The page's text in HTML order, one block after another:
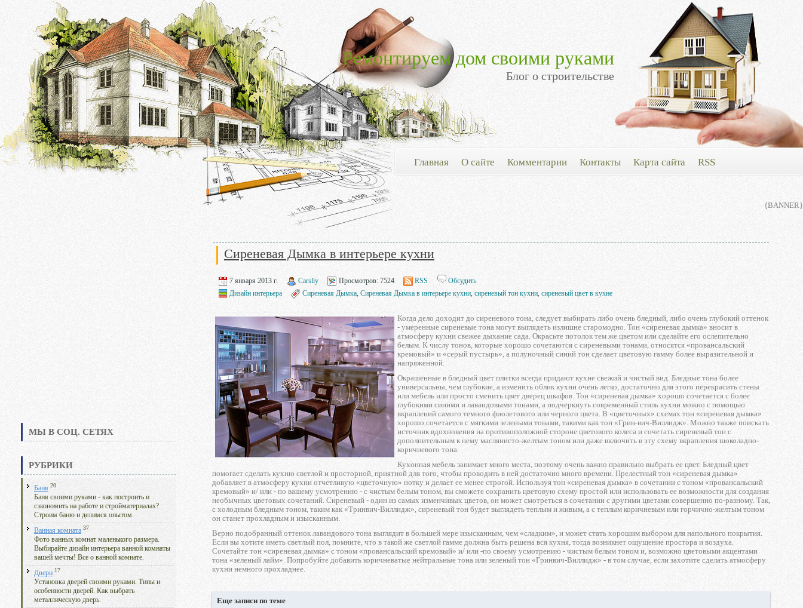
Ремонтируем дом своими руками
Блог о строительстве
Главная О сайте Комментарии Контакты Карта сайта RSS
{BANNER}
МЫ В СОЦ. СЕТЯХ
РУБРИКИ
Баня 20
Баня своими руками - как построить и
сэкономить на работе и стройматериалах?
Строим баню и делимся опытом.
Ванная комната 37
Фото ванных комнат маленького размера.
Выбирайте дизайн интерьера ванной комнаты
вашей мечты! Все о ванной комнате.
Двери 17
Установка дверей своими руками. Типы и
особенности дверей. Как выбрать
металлическую дверь.
Сиреневая Дымка в интерьере кухни
7 января 2013 г. Carsliy Просмотров: 7524 RSS
Обсудить
Дизайн интерьера
Сиреневая Дымка, Сиреневая Дымка в интерьере кухни, сиреневый тон кухни, сиреневый цвет в кухне
Когда дело доходит до сиреневого тона, следует выбирать либо очень бледный, либо очень глубокий оттенок
- умеренные сиреневые тона могут выглядеть излишне старомодно. Тон «сиреневая дымка» вносит в
атмосферу кухни свежее дыхание сада. Окрасьте потолок тем же цветом или сделайте его ослепительно
белым. К числу тонов, которые хорошо сочетаются с сиреневыми тонами, относятся «провансальский
кремовый» и «серый пустырь», а полуночный синий тон сделает цветовую гамму более выразительной и
напряженной.
Окрашенные в бледный цвет плитки всегда придают кухне свежий и чистый вид. Бледные тона более
универсальны, чем глубокие, а изменить облик кухни очень легко, достаточно для этого перекрасить стены
или мебель или просто сменить цвет дверец шкафов. Тон «сиреневая дымка» хорошо сочетается с более
глубокими синими и лавандовыми тонами, а подчеркнуть современный стиль кухни можно с помощью
вкраплений самого темного фиолетового или черного цвета. В «цветочных» схемах тон «сиреневая дымка»
хорошо сочетается с мягкими зелеными тонами, такими как тон «Грин-вич-Виллидж». Можно также поискать
источник вдохновения на противоположной стороне цветового колеса и сочетать сиреневый тон с
дополнительным к нему маслянисто-желтым тоном или даже включить в эту схему вкрапления шоколадно-
коричневого тона.
Кухонная мебель занимает много места, поэтому очень важно правильно выбрать ее цвет. Бледный цвет
помогает сделать кухню светлой и просторной, приятной для того, чтобы проводить в ней достаточно много времени. Прелестный тон «сиреневая дымка»
добавляет в атмосферу кухни отчетливую «цветочную» нотку и делает ее менее строгой. Используя тон «сиреневая дымка» в сочетании с тоном «провансальский
кремовый» и/ или - по вашему усмотрению - с чистым белым тоном, вы сможете сохранить цветовую схему простой или использовать ее возможности для создания
необычных цветовых сочетаний. Сиреневый - один из самых изменчивых цветов, он может смотреться в сочетании с другими цветами совершенно по-разному. Так,
с холодным бледным тоном, таким как «Тринвич-Виллидж», сиреневый тон будет выглядеть теплым и живым, а с теплым коричневым или горчично-желтым тоном
он станет прохладным и изысканным.
Верно подобранный оттенок лавандового тона выглядит в большей мере изысканным, чем «сладким», и может стать хорошим выбором для напольного покрытия.
Если вы хотите иметь светлый пол, помните, что в такой же светлой гамме должна быть решена вся кухня, тогда возникнет ощущение простора и воздуха.
Сочетайте тон «сиреневая дымка» с тоном «провансальский кремовый» и/ или -по своему усмотрению - чистым белым тоном и, возможно цветовыми акцентами
тона «зеленый лайм». Попробуйте добавить коричневатые нейтральные тона или зеленый тон «Гринвич-Виллидж» - в том случае, если захотите сделать атмосферу
кухни немного прохладнее.
Еще записи по теме